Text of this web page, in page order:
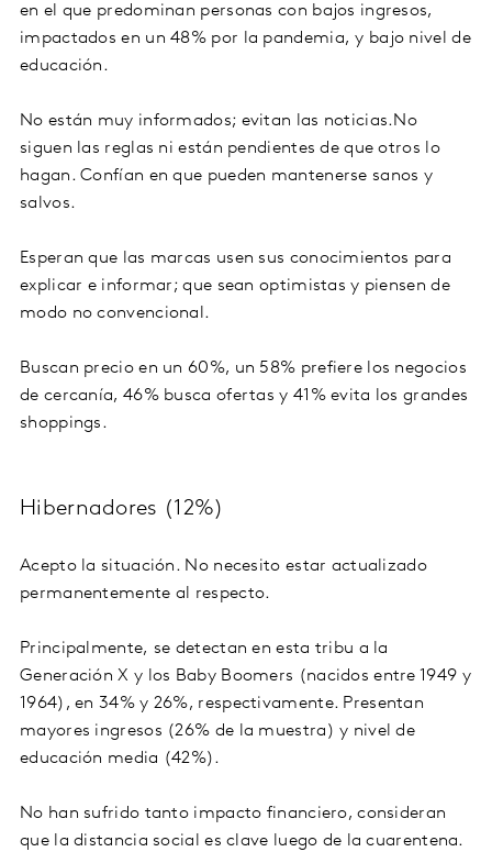
en el que predominan personas con bajos ingresos,
impactados en un 48% por la pandemia, y bajo nivel de
educación.
No están muy informados; evitan las noticias.No
siguen las reglas ni están pendientes de que otros lo
hagan. Confían en que pueden mantenerse sanos y
salvos.
Esperan que las marcas usen sus conocimientos para
explicar e informar; que sean optimistas y piensen de
modo no convencional.
Buscan precio en un 60%, un 58% prefiere los negocios
de cercanía, 46% busca ofertas y 41% evita los grandes
shoppings.
Hibernadores (12%)
Acepto la situación. No necesito estar actualizado
permanentemente al respecto.
Principalmente, se detectan en esta tribu a la
Generación X y los Baby Boomers (nacidos entre 1949 y
1964), en 34% y 26%, respectivamente. Presentan
mayores ingresos (26% de la muestra) y nivel de
educación media (42%).
No han sufrido tanto impacto financiero, consideran
que la distancia social es clave luego de la cuarentena.